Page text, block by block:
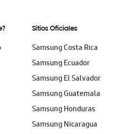
Sitios Oficiales
Samsung Costa Rica
Samsung Ecuador
Samsung El Salvador
Samsung Guatemala
Samsung Honduras
Samsung Nicaragua